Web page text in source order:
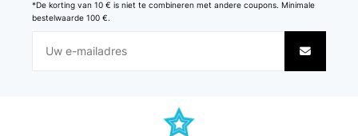
*De korting van 10 € is niet te combineren met andere coupons. Minimale
bestelwaarde 100 €.